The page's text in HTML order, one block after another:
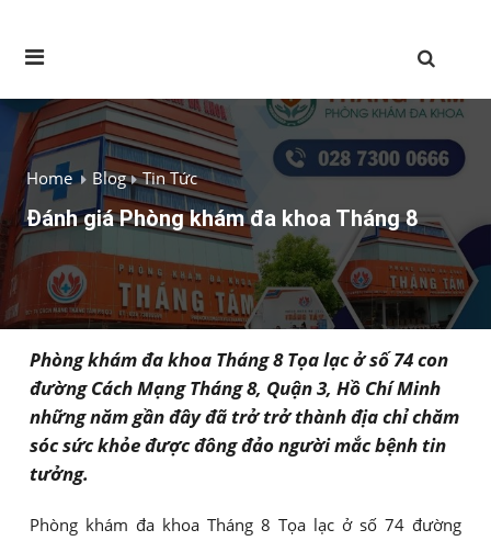
Home Blog Tin Tức
Đánh giá Phòng khám đa khoa Tháng 8
Phòng khám đa khoa Tháng 8 Tọa lạc ở số 74 con
đường Cách Mạng Tháng 8, Quận 3, Hồ Chí Minh
những năm gần đây đã trở trở thành địa chỉ chăm
sóc sức khỏe được đông đảo người mắc bệnh tin
tưởng.
Phòng khám đa khoa Tháng 8 Tọa lạc ở số 74 đường